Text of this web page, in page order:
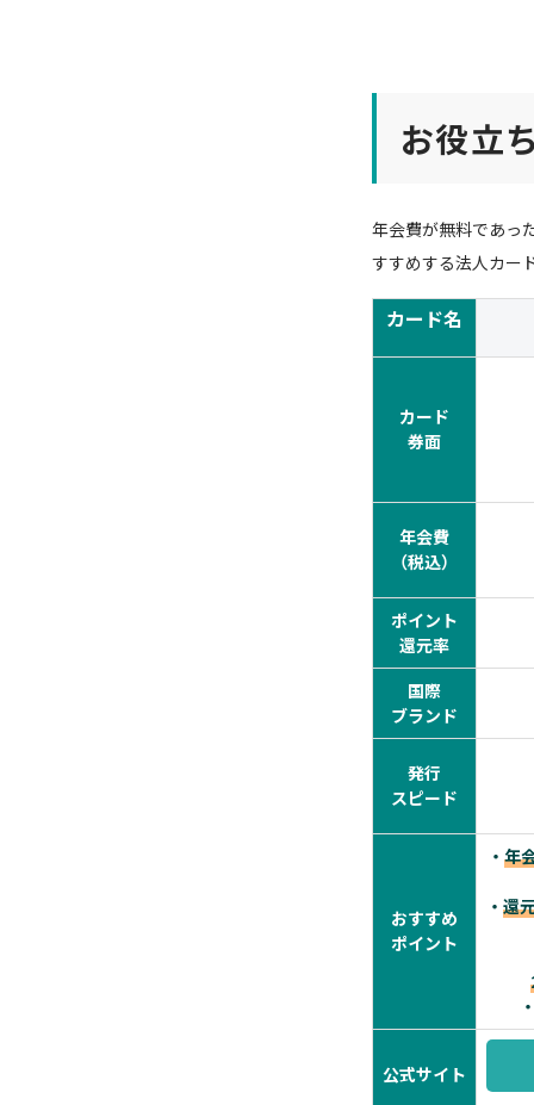
お役立
年会費が無料であっ
すすめする法人カー
カード名
カード
券面
年会費
（税込）
ポイント
還元率
国際
ブランド
発行
スピード
おすすめ
ポイント
・ 年
・ 還
公式サイト